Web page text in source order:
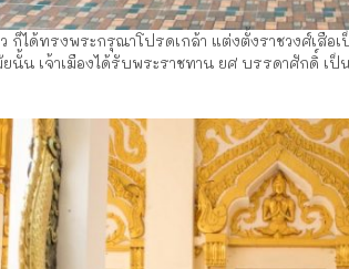
ก็ได้ทรงพระกรุณาโปรดเกล้า แต่งตั้งราชวงศ์เสื
นั้น เจ้าเมืองได้รับพระราชทาน ยศ บรรดาศักดิ์ เ